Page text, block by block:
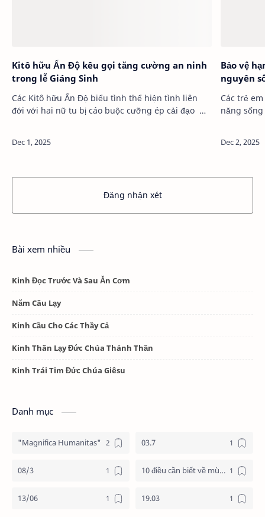
Kitô hữu Ấn Độ kêu gọi tăng cường an ninh
trong lễ Giáng Sinh
Các Kitô hữu Ấn Độ biểu tình thể hiện tình liên
đới với hai nữ tu bị cáo buộc cưỡng ép cải đạo …
Bảo vệ
nguyên
Các trẻ
năng
Đăng nhận xét
Bài xem nhiều
Kinh Đọc Trước Và Sau Ăn Cơm
Năm Câu Lạy
Kinh Cầu Cho Các Thầy Cả
Kinh Thân Lạy Đức Chúa Thánh Thần
Kinh Trái Tim Đức Chúa Giêsu
Danh mục
"Magnifica Humanitas" 03.7
08/3 10 điều cần biết về mùa vọng
13/06 19.03